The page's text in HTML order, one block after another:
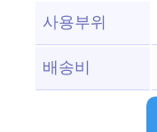
사용부위
배송비